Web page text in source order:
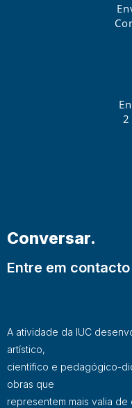
Conversar.
Entre em
A atividade da IUC
artístico,
científico e pedagógico-
obras que
representem mais valia